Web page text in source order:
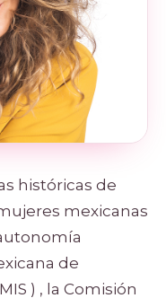
históricas de
mexicanas
de
) , la Comisión